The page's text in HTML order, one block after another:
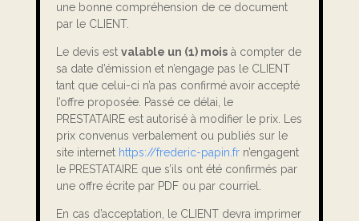
une bonne compréhension de ce document
par le CLIENT.
Le devis est valable un (1) moisà compter de
sa date d’émission et n’engage pas le CLIENT
tant que celui-ci n’a pas confirmé avoir accepté
l’offre proposée. Passé ce délai, le
PRESTATAIRE est autorisé à modifier le prix. Les
prix convenus verbalement ou publiés sur le
site internet https://frederic-papin.frn’engagent
le PRESTATAIRE que s’ils ont été confirmés par
une offre écrite par PDF ou par courriel.
En cas d’acceptation, le CLIENT devra imprimer